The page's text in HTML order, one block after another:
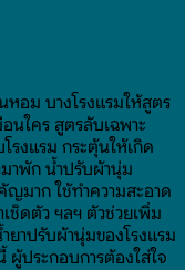
อม บางโรงแรมให้สูตร
ใคร สูตรลับเฉพาะ
รงแรม กระตุ้นให้เกิด
มาพัก น้ำปรับผ้านุ่ม
มาก ใช้ทำความสะอาด
ดตัว ฯลฯ ตัวช่วยเพิ่ม
าปรับผ้านุ่มของโรงแรม
ประกอบการต้องใส่ใจ